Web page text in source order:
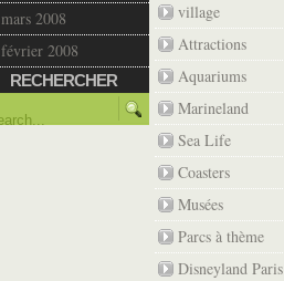
mars 2008
février 2008
RECHERCHER
village
Attractions
Aquariums
Marineland
Sea Life
Coasters
Musées
Parcs à thème
Disneyland Paris